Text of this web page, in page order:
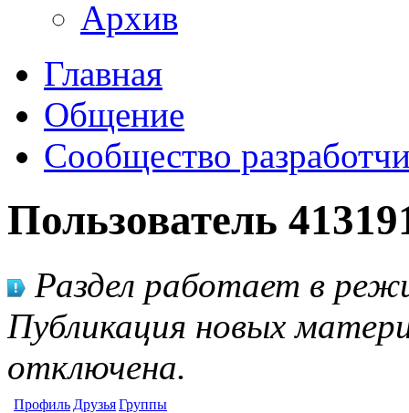
Архив
Главная
Общение
Сообщество
Пользователь
Раздел работает в
Публикация новых
отключена.
Профиль ДрузьяГруппы